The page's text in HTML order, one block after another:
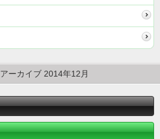
アーカイブ 2014年12月